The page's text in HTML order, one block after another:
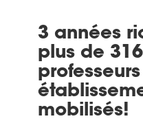
3 années
plus de
mobilisés!